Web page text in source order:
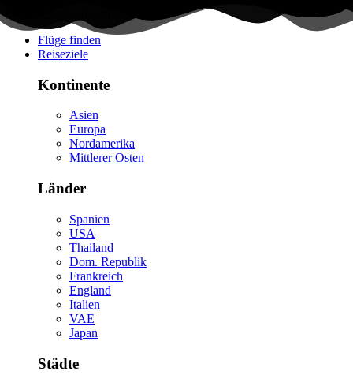
Flüge finden
Reiseziele
Kontinente
Asien
Europa
Nordamerika
Mittlerer Osten
Länder
Spanien
USA
Thailand
Dom. Republik
Frankreich
England
Italien
VAE
Japan
Städte